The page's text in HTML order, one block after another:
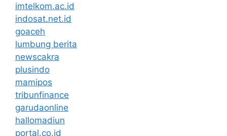
imtelkom.ac.id
indosat.net.id
goaceh
lumbung berita
newscakra
plusindo
mamipos
tribunfinance
garudaonline
hallomadiun
portal.co.id